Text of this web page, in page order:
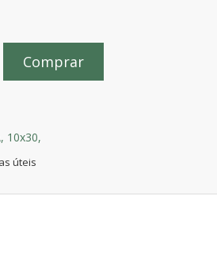
Comprar
10x30,
úteis